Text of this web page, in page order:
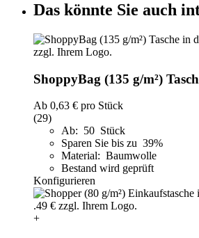
Das könnte Sie auch
ShoppyBag (135 g/m²)
Ab 0,63 € pro Stück
(29)
Ab: 50 Stück
Sparen Sie bis zu 39%
Material: Baumwolle
Bestand wird geprüft
Konfigurieren
+